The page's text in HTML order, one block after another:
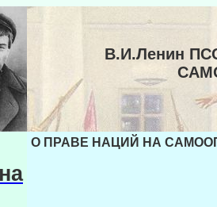
В.И.Ленин
О ПРАВЕ НАЦИЙ НА